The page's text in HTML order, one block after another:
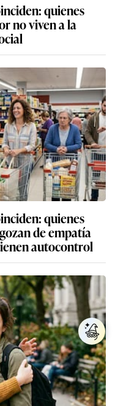
quienes
no viven a la
quienes
de empatía
autocontrol